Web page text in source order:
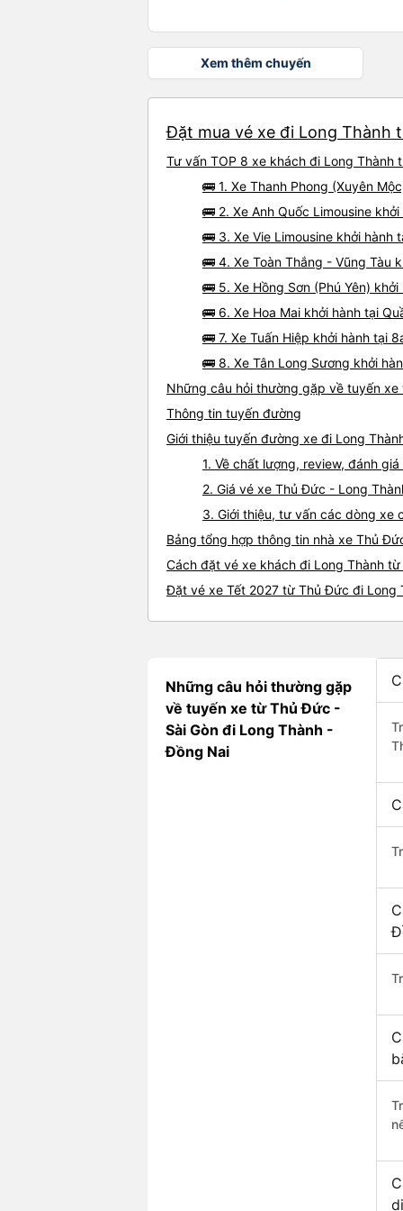
Xem thêm chuyến
Đặt mua vé xe đi Long Thành
Tư vấn TOP 8 xe khách đi Long
🚌 1. Xe Thanh Phong (Xuyên
🚌 2. Xe Anh Quốc Limousine
🚌 3. Xe Vie Limousine khởi hành
🚌 4. Xe Toàn Thắng - Vũng Tàu
🚌 5. Xe Hồng Sơn (Phú Yên)
🚌 6. Xe Hoa Mai khởi hành tại
🚌 7. Xe Tuấn Hiệp khởi hành tại
🚌 8. Xe Tân Long Sương khởi
Những câu hỏi thường gặp về tuyến
Thông tin tuyến đường
Giới thiệu tuyến đường xe đi Long
1. Về chất lượng, review, đánh
2. Giá vé xe Thủ Đức - Long
3. Giới thiệu, tư vấn các dòng xe
Bảng tổng hợp thông tin nhà xe Thủ
Cách đặt vé xe khách đi Long Thành
Đặt vé xe Tết 2027 từ Thủ Đức đi Long
Những câu hỏi thường gặp
về tuyến xe từ Thủ Đức -
Sài Gòn đi Long Thành -
Đồng Nai